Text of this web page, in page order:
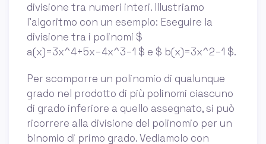
divisione tra numeri interi. Illustriamo
l’algoritmo con un esempio: Eseguire la
divisione tra i polinomi $
a(x)=3x^4+5x−4x^3−1 $ e $ b(x)=3x^2−1 $.
Per scomporre un polinomio di qualunque
grado nel prodotto di più polinomi ciascuno
di grado inferiore a quello assegnato, si può
ricorrere alla divisione del polinomio per un
binomio di primo grado. Vediamolo con